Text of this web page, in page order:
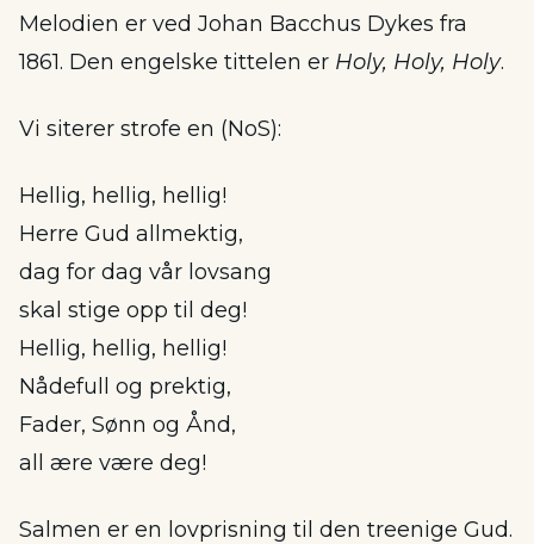
Melodien er ved Johan Bacchus Dykes fra
1861. Den engelske tittelen er Holy, Holy, Holy.
Vi siterer strofe en (NoS):
Hellig, hellig, hellig!
Herre Gud allmektig,
dag for dag vår lovsang
skal stige opp til deg!
Hellig, hellig, hellig!
Nådefull og prektig,
Fader, Sønn og Ånd,
all ære være deg!
Salmen er en lovprisning til den treenige Gud.